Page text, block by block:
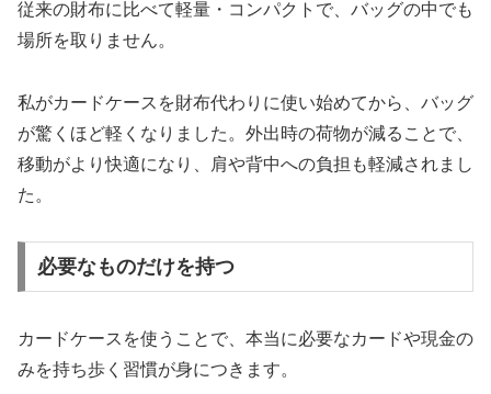
従来の財布に比べて軽量・コンパクトで、バッグの中でも
場所を取りません。
私がカードケースを財布代わりに使い始めてから、バッグ
が驚くほど軽くなりました。外出時の荷物が減ることで、
移動がより快適になり、肩や背中への負担も軽減されまし
た。
必要なものだけを持つ
カードケースを使うことで、本当に必要なカードや現金の
みを持ち歩く習慣が身につきます。